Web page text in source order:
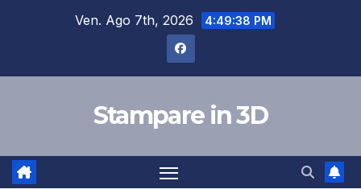
Ven. Ago 7th, 2026 4:49:39 PM
Stampare in 3D